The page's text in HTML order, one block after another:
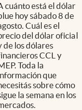
cuánto está el dólar
hoy sábado 8 de
Cuál es el
del dólar oficial
de los dólares
CCL y
Toda la
que
sobre cómo
la semana en los